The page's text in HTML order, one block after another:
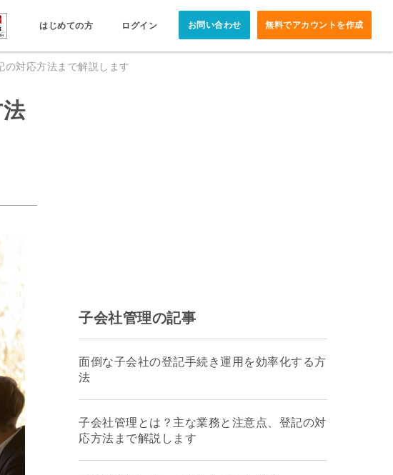
はじめての方 ログイン お問い合わせ 無料でアカウントを作成
対応方法まで解説します
子会社管理の記事
面倒な子会社の登記手続き運用を効率化する方
法
子会社管理とは？主な業務と注意点、登記の対
応方法まで解説します